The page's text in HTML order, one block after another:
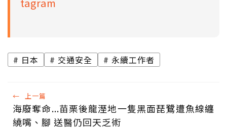
日本 交通安全 永續工作者
← 上一篇
海廢奪命...苗栗後龍溼地一隻黑面琵鷺遭魚線纏
繞嘴、腳 送醫仍回天乏術